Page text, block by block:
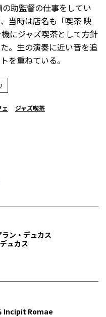
助監督の仕事をしてい
当時は店名も「喫茶 映
にジャズ喫茶として方針
。生の演奏に近い音を追
を重ねている。
2
ェ
ジャズ喫茶
ン・デュカス
ュカス
Incipit Romae